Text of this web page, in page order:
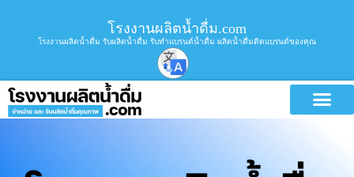
โรงงานผลิตน้ำดื่ม.com
โรงงานผลิตน้ำดื่ม รับผลิตน้ำดื่ม รับทำแบรนด์น้ำดื่ม ผลิตน้ำดื่มติดแบรนด์ของคุณ